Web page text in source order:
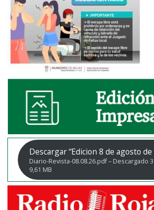
Descargar “Edicion 8 de agosto de
Diario-Revista-08.08.26.pdf – Descargado
9,61 MB